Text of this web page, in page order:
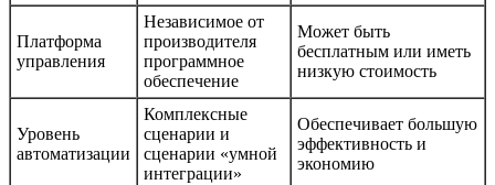
Платформа
управления
Независимое от
производителя
программное
обеспечение
Может быть
бесплатным или иметь
низкую стоимость
Уровень
автоматизации
Комплексные
сценарии и
сценарии «умной
интеграции»
Обеспечивает большую
эффективность и
экономию